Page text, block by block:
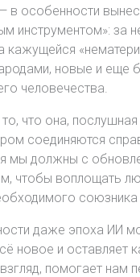
особенности
инструментом»:
кажущейся
новые и еще
человечества.
что она,
соединяются
мы должны с
чтобы воплощать
даже эпоха ИИ
новое и
помогает нам